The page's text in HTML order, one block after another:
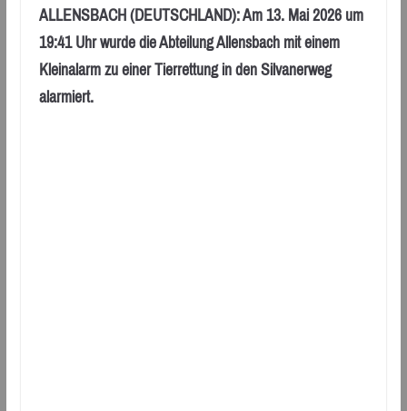
ALLENSBACH (DEUTSCHLAND): Am 13. Mai 2026 um
19:41 Uhr wurde die Abteilung Allensbach mit einem
Kleinalarm zu einer Tierrettung in den Silvanerweg
alarmiert.